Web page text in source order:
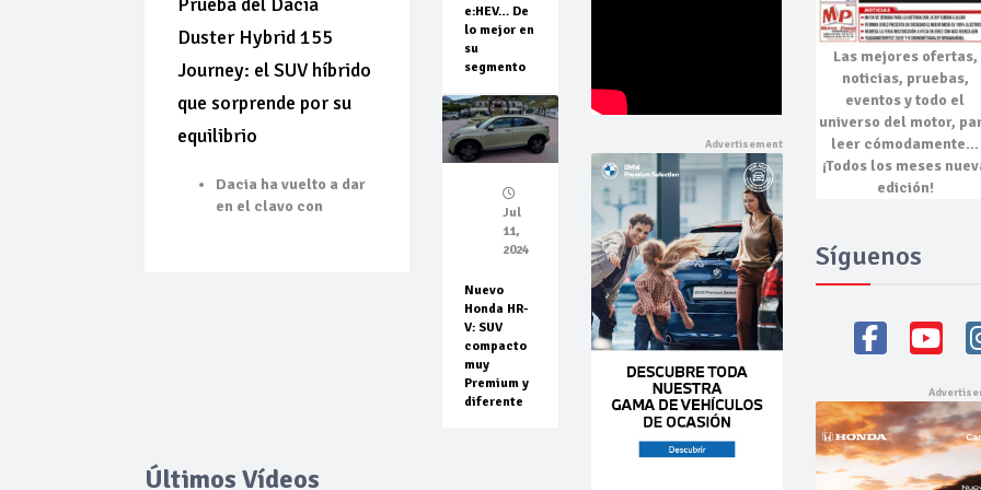
Duster Hybrid 155
Journey: el SUV híbrido
que sorprende por su
equilibrio
Dacia ha vuelto a dar
en el clavo con
e:HEV… De
lo mejor en
su
segmento
Jul
11,
2024
Nuevo
Honda HR-
V: SUV
compacto
muy
Premium y
diferente
Últimos Vídeos
Las mejores ofertas,
noticias, pruebas,
eventosy todo el
universo del motor,
leer cómodamente…
¡Todos los meses
edición!
Síguenos